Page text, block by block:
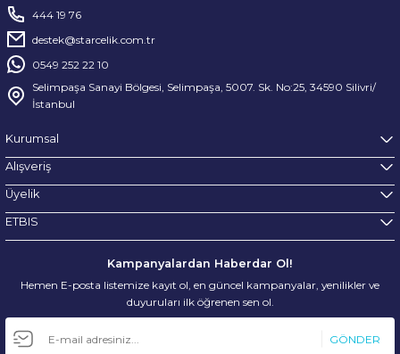
444 19 76
destek@starcelik.com.tr
0549 252 22 10
Selimpaşa Sanayi Bölgesi, Selimpaşa, 5007. Sk. No:25, 34590 Silivri/
İstanbul
Kurumsal
Alışveriş
Üyelik
ETBIS
Kampanyalardan Haberdar Ol!
Hemen E-posta listemize kayıt ol, en güncel kampanyalar, yenilikler ve
duyuruları ilk öğrenen sen ol.
GÖNDER